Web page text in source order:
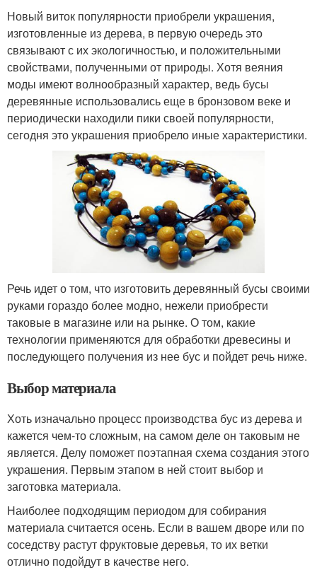
Новый виток популярности приобрели украшения,
изготовленные из дерева, в первую очередь это
связывают с их экологичностью, и положительными
свойствами, полученными от природы. Хотя веяния
моды имеют волнообразный характер, ведь бусы
деревянные использовались еще в бронзовом веке и
периодически находили пики своей популярности,
сегодня это украшения приобрело иные характеристики.
Речь идет о том, что изготовить деревянный бусы своими
руками гораздо более модно, нежели приобрести
таковые в магазине или на рынке. О том, какие
технологии применяются для обработки древесины и
последующего получения из нее бус и пойдет речь ниже.
Выбор материала
Хоть изначально процесс производства бус из дерева и
кажется чем-то сложным, на самом деле он таковым не
является. Делу поможет поэтапная схема создания этого
украшения. Первым этапом в ней стоит выбор и
заготовка материала.
Наиболее подходящим периодом для собирания
материала считается осень. Если в вашем дворе или по
соседству растут фруктовые деревья, то их ветки
отлично подойдут в качестве него.